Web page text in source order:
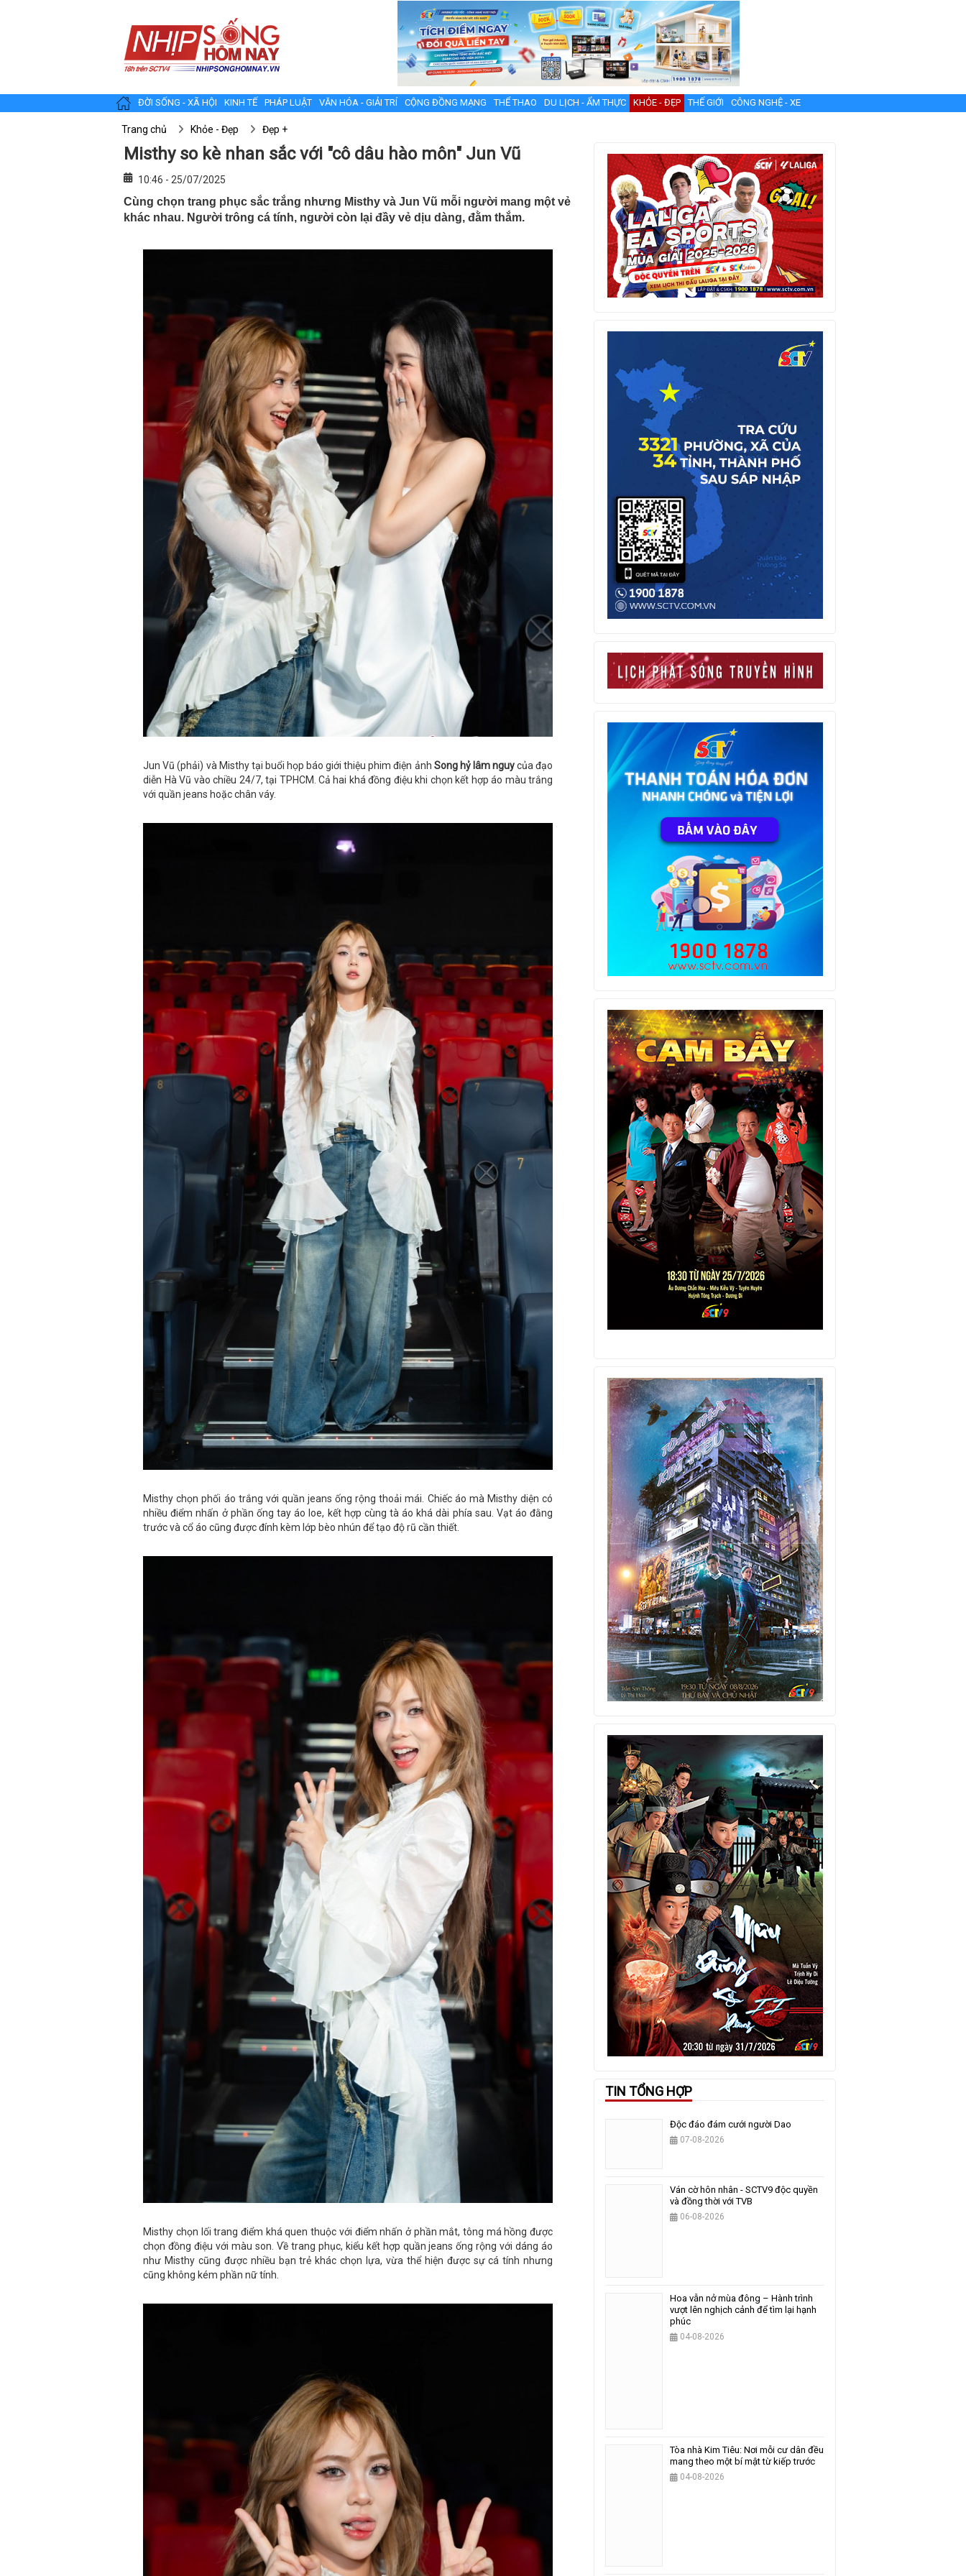
ĐỜI SỐNG - XÃ HỘI KINH TẾ PHÁP LUẬT VĂN HÓA - GIẢI TRÍ CỘNG ĐỒNG MẠNG THỂ THAO DU LỊCH - ẨM THỰC KHỎE - ĐẸP THẾ GIỚI CÔNG NGHỆ - XE
Trang chủ Khỏe - Đẹp Đẹp +
Misthy so kè nhan sắc với "cô dâu hào môn" Jun Vũ
10:46 - 25/07/2025
Cùng chọn trang phục sắc trắng nhưng Misthy và Jun Vũ mỗi người mang một vẻ
khác nhau. Người trông cá tính, người còn lại đầy vẻ dịu dàng, đằm thắm.
Jun Vũ (phải) và Misthy tại buổi họp báo giới thiệu phim điện ảnh Song hỷ lâm nguycủa đạo
diễn Hà Vũ vào chiều 24/7, tại TPHCM. Cả hai khá đồng điệu khi chọn kết hợp áo màu trắng
với quần jeans hoặc chân váy.
Misthy chọn phối áo trắng với quần jeans ống rộng thoải mái. Chiếc áo mà Misthy diện có
nhiều điểm nhấn ở phần ống tay áo loe, kết hợp cùng tà áo khá dài phía sau. Vạt áo đằng
trước và cổ áo cũng được đính kèm lớp bèo nhún để tạo độ rũ cần thiết.
Misthy chọn lối trang điểm khá quen thuộc với điểm nhấn ở phần mắt, tông má hồng được
chọn đồng điệu với màu son. Về trang phục, kiểu kết hợp quần jeans ống rộng với dáng áo
như Misthy cũng được nhiều bạn trẻ khác chọn lựa, vừa thể hiện được sự cá tính nhưng
cũng không kém phần nữ tính.
TIN TỔNG HỢP
Độc đáo đám cưới người Dao
07-08-2026
Ván cờ hôn nhân - SCTV9 độc quyền
và đồng thời với TVB
06-08-2026
Hoa vẫn nở mùa đông – Hành trình
vượt lên nghịch cảnh để tìm lại hạnh
phúc
04-08-2026
Tòa nhà Kim Tiêu: Nơi mỗi cư dân đều
mang theo một bí mật từ kiếp trước
04-08-2026